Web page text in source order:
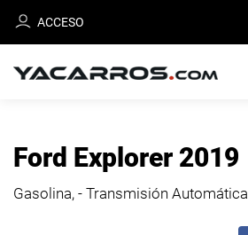
ACCESO
EN
Ford Explorer 2019
Gasolina, - Transmisión Automática